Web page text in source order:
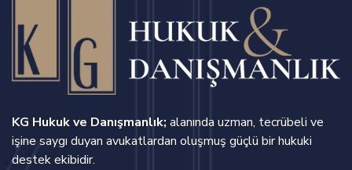
KG Hukuk ve Danışmanlık; alanında uzman, tecrübeli ve
işine saygı duyan avukatlardan oluşmuş güçlü bir hukuki
destek ekibidir.